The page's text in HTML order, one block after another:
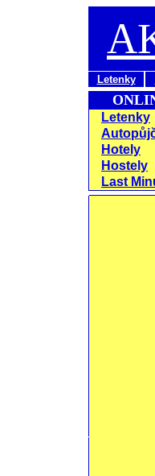
Letenky
Letenky
Hotely
Hostely
Last